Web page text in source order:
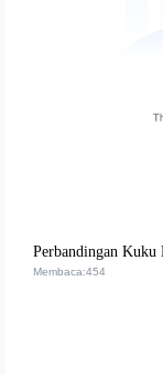
Membaca:454